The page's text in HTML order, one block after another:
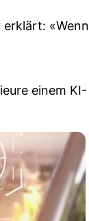
«Wenn
einem KI-